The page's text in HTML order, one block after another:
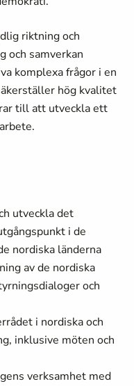
riktning och
och samverkan
komplexa frågor i en
hög kvalitet
till att utveckla ett
utveckla det
i de
nordiska länderna
av de nordiska
och
i nordiska och
inklusive möten och
verksamhet med